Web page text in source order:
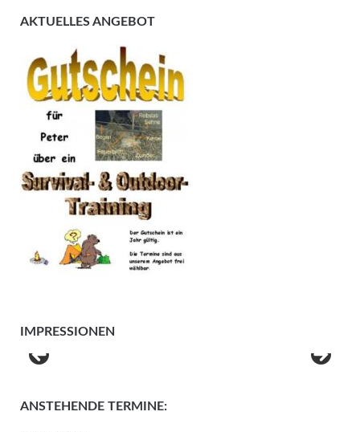
AKTUELLES ANGEBOT
IMPRESSIONEN
ANSTEHENDE TERMINE: